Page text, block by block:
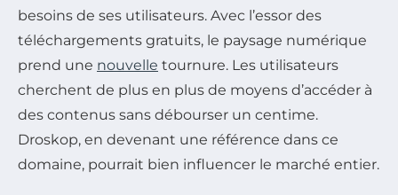
besoins de ses utilisateurs. Avec l’essor des
téléchargements gratuits, le paysage numérique
prend une nouvelle tournure. Les utilisateurs
cherchent de plus en plus de moyens d’accéder à
des contenus sans débourser un centime.
Droskop, en devenant une référence dans ce
domaine, pourrait bien influencer le marché entier.